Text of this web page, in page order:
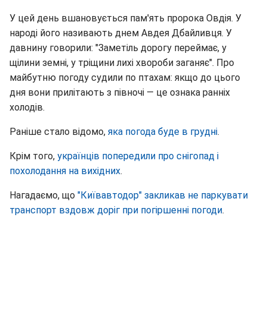
У цей день вшановується пам'ять пророка Овдія. У
народі його називають днем Авдея Дбайливця. У
давнину говорили: "Заметіль дорогу переймає, у
щілини земні, у тріщини лихі хвороби заганяє". Про
майбутню погоду судили по птахам: якщо до цього
дня вони прилітають з півночі — це ознака ранніх
холодів.
Раніше стало відомо, яка погода буде в грудні.
Крім того, українців попередили про снігопад і
похолодання на вихідних.
Нагадаємо, що "Київавтодор" закликав не паркувати
транспорт вздовж доріг при погіршенні погоди.